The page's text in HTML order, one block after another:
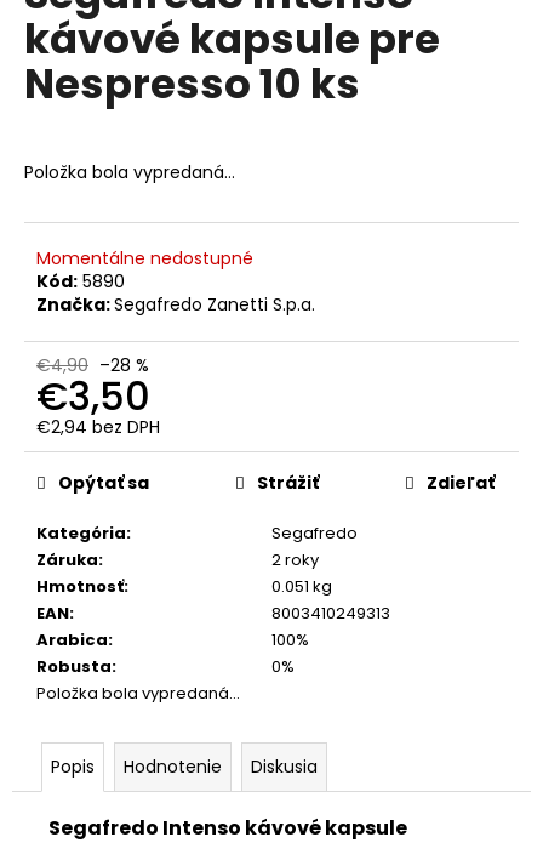
0,0
5
hviezdičiek.
kávové kapsule pre
Nespresso 10 ks
Položka bola vypredaná…
Momentálne nedostupné
Kód: 5890
Značka:Segafredo Zanetti S.p.a.
€4,90 –28 %
€3,50
€2,94 bez DPH
Jednotková
cena:
Kategória:
Segafredo
Záruka:
2 roky
Hmotnosť:
0.051 kg
EAN:
8003410249313
Arabica:
100%
Robusta:
0%
Položka bola vypredaná…
Opýtať sa Strážiť Zdieľať
Popis Hodnotenie Diskusia
Segafredo Intenso kávové kapsule
a
m
e
ESPRESSO
ZRNKOVÁ
KG
€17,90
€19